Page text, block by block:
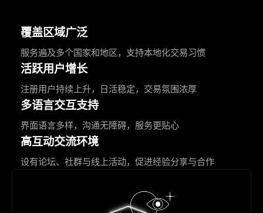
覆盖区域广泛
服务遍及多个国家和地区，支持本地化交易习惯
活跃用户增长
注册用户持续上升，日活稳定，交易氛围浓厚
多语言交互支持
界面语言多样，沟通无障碍，服务更贴心
高互动交流环境
设有论坛、社群与线上活动，促进经验分享与合作